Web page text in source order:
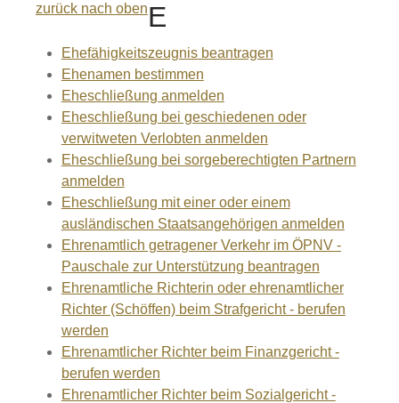
zurück nach obenE
Ehefähigkeitszeugnis beantragen
Ehenamen bestimmen
Eheschließung anmelden
Eheschließung bei geschiedenen oder
verwitweten Verlobten anmelden
Eheschließung bei sorgeberechtigten Partnern
anmelden
Eheschließung mit einer oder einem
ausländischen Staatsangehörigen anmelden
Ehrenamtlich getragener Verkehr im ÖPNV -
Pauschale zur Unterstützung beantragen
Ehrenamtliche Richterin oder ehrenamtlicher
Richter (Schöffen) beim Strafgericht - berufen
werden
Ehrenamtlicher Richter beim Finanzgericht -
berufen werden
Ehrenamtlicher Richter beim Sozialgericht -